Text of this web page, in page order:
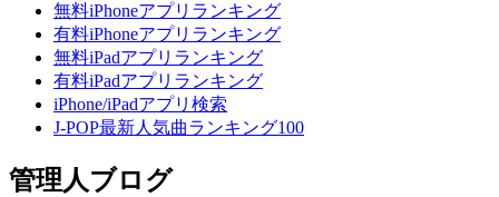
無料iPhoneアプリランキング
有料iPhoneアプリランキング
無料iPadアプリランキング
有料iPadアプリランキング
iPhone/iPadアプリ検索
J-POP最新人気曲ランキング100
管理人ブログ